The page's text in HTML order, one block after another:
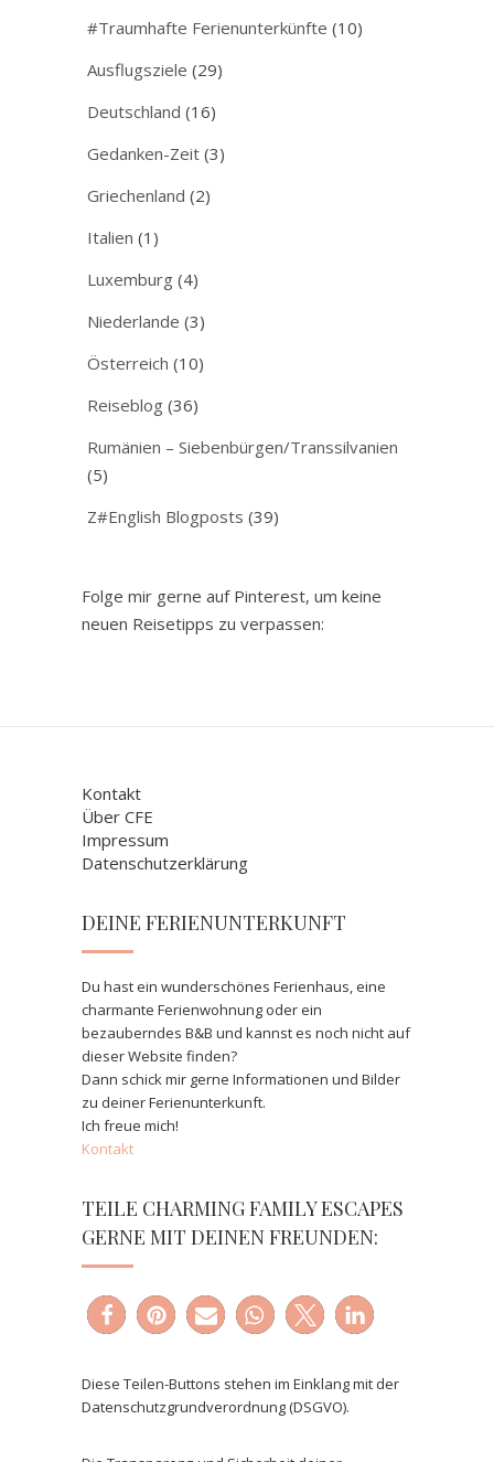
#Traumhafte Ferienunterkünfte (10)
Ausflugsziele (29)
Deutschland (16)
Gedanken-Zeit (3)
Griechenland (2)
Italien (1)
Luxemburg (4)
Niederlande (3)
Österreich (10)
Reiseblog (36)
Rumänien – Siebenbürgen/Transsilvanien
(5)
Z#English Blogposts (39)
Folge mir gerne auf Pinterest, um keine
neuen Reisetipps zu verpassen:
Kontakt
Über CFE
Impressum
Datenschutzerklärung
DEINE FERIENUNTERKUNFT
Du hast ein wunderschönes Ferienhaus, eine
charmante Ferienwohnung oder ein
bezauberndes B&B und kannst es noch nicht auf
dieser Website finden?
Dann schick mir gerne Informationen und Bilder
zu deiner Ferienunterkunft.
Ich freue mich!
Kontakt
TEILE CHARMING FAMILY ESCAPES
GERNE MIT DEINEN FREUNDEN:
Diese Teilen-Buttons stehen im Einklang mit der
Datenschutzgrundverordnung (DSGVO).